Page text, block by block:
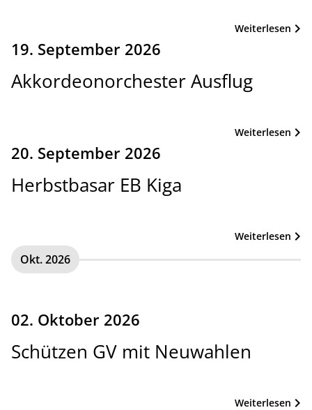
Weiterlesen
19. September 2026
Akkordeonorchester Ausflug
Weiterlesen
20. September 2026
Herbstbasar EB Kiga
Weiterlesen
Okt. 2026
02. Oktober 2026
Schützen GV mit Neuwahlen
Weiterlesen